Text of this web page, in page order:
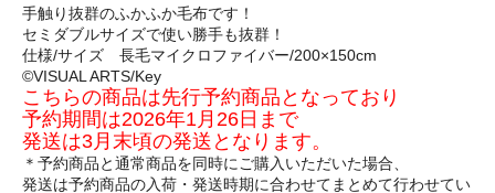
手触り抜群のふかふか毛布です！
セミダブルサイズで使い勝手も抜群！
仕様/サイズ 長毛マイクロファイバー/200×150cm
©VISUAL ARTS/Key
こちらの商品は先行予約商品となっており
予約期間は2026年1月26日まで
発送は3月末頃の発送となります。
＊予約商品と通常商品を同時にご購入いただいた場合、
発送は予約商品の入荷・発送時期に合わせてまとめて行わせてい